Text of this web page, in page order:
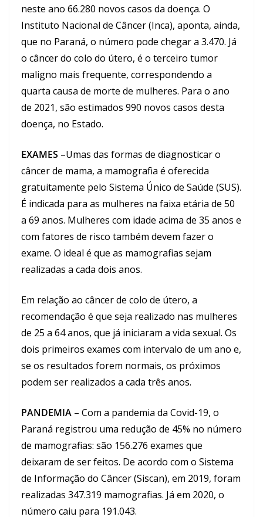
neste ano 66.280 novos casos da doença. O
Instituto Nacional de Câncer (Inca), aponta, ainda,
que no Paraná, o número pode chegar a 3.470. Já
o câncer do colo do útero, é o terceiro tumor
maligno mais frequente, correspondendo a
quarta causa de morte de mulheres. Para o ano
de 2021, são estimados 990 novos casos desta
doença, no Estado.
EXAMES –Umas das formas de diagnosticar o
câncer de mama, a mamografia é oferecida
gratuitamente pelo Sistema Único de Saúde (SUS).
É indicada para as mulheres na faixa etária de 50
a 69 anos. Mulheres com idade acima de 35 anos e
com fatores de risco também devem fazer o
exame. O ideal é que as mamografias sejam
realizadas a cada dois anos.
Em relação ao câncer de colo de útero, a
recomendação é que seja realizado nas mulheres
de 25 a 64 anos, que já iniciaram a vida sexual. Os
dois primeiros exames com intervalo de um ano e,
se os resultados forem normais, os próximos
podem ser realizados a cada três anos.
PANDEMIA – Com a pandemia da Covid-19, o
Paraná registrou uma redução de 45% no número
de mamografias: são 156.276 exames que
deixaram de ser feitos. De acordo com o Sistema
de Informação do Câncer (Siscan), em 2019, foram
realizadas 347.319 mamografias. Já em 2020, o
número caiu para 191.043.